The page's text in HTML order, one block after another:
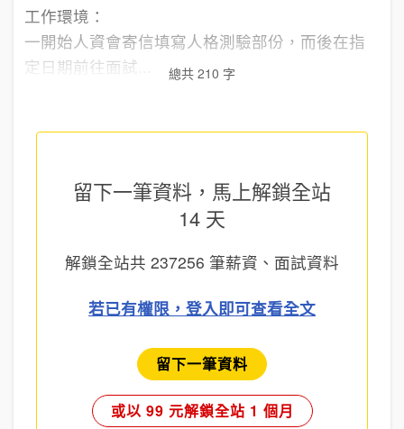
工作環境：
一開始人資會寄信填寫人格測驗部份，而後在指
定日期前往面試...
總共 210 字
留下一筆資料，馬上解鎖全站
14 天
解鎖全站共 237256 筆薪資、面試資料
若已有權限，登入即可查看全文
留下一筆資料
或以 99 元解鎖全站 1 個月